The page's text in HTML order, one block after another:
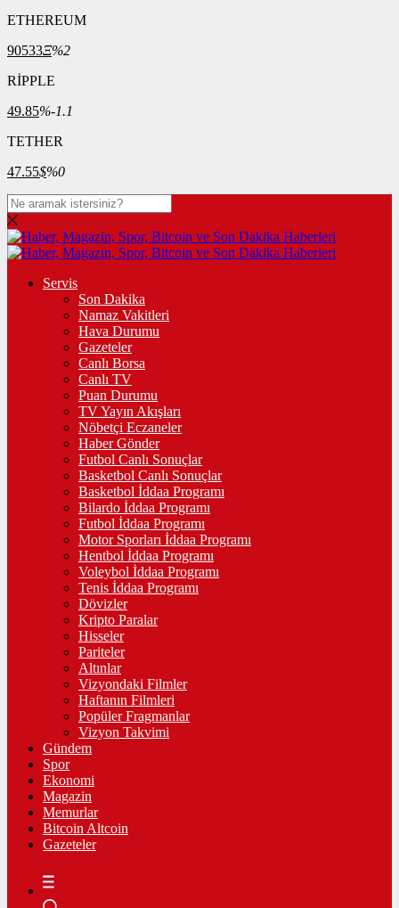
ETHEREUM
90533Ξ%2
RİPPLE
49.85%-1.1
TETHER
47.55$%0
Servis
Son Dakika
Namaz Vakitleri
Hava Durumu
Gazeteler
Canlı Borsa
Canlı TV
Puan Durumu
TV Yayın Akışları
Nöbetçi Eczaneler
Haber Gönder
Futbol Canlı Sonuçlar
Basketbol Canlı Sonuçlar
Basketbol İddaa Programı
Bilardo İddaa Programı
Futbol İddaa Programı
Motor Sporları İddaa Programı
Hentbol İddaa Programı
Voleybol İddaa Programı
Tenis İddaa Programı
Dövizler
Kripto Paralar
Hisseler
Pariteler
Altınlar
Vizyondaki Filmler
Haftanın Filmleri
Popüler Fragmanlar
Vizyon Takvimi
Gündem
Spor
Ekonomi
Magazin
Memurlar
Bitcoin Altcoin
Gazeteler